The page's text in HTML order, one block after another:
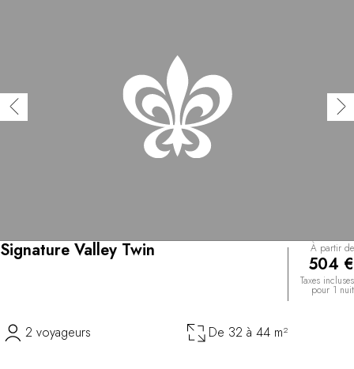
Signature Valley Twin À partir de
504 €
Taxes incluses
pour 1 nuit
2 voyageurs De 32 à 44 m²